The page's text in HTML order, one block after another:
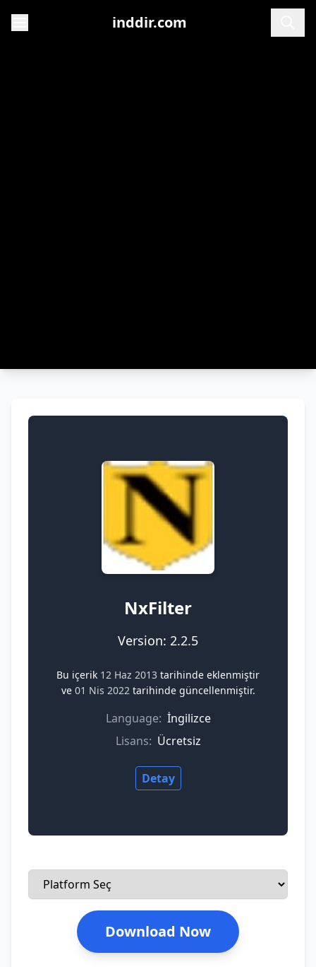
inddir.com
NxFilter
Version: 2.2.5
Bu içerik 12 Haz 2013 tarihinde eklenmiştir
ve 01 Nis 2022 tarihinde güncellenmiştir.
Language: İngilizce
Lisans: Ücretsiz
Detay
Download Now